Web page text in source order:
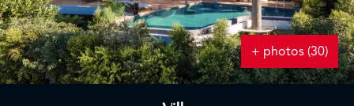
+ photos (30)